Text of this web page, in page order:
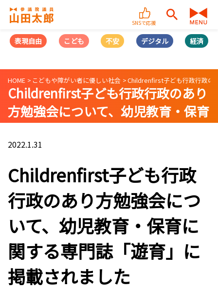
SNSで応援
表現自由 こども 不安 デジタル 経済
HOME こどもや障がい者に優しい社会 Childrenfirst子ども行政行政の
Childrenfirst子ども行政行政のあり
方勉強会について、幼児教育・保育
に関する専門誌「遊育」に掲載され
ました
2022.1.31
Childrenfirst子ども行政
行政のあり方勉強会につ
いて、幼児教育・保育に
関する専門誌「遊育」に
掲載されました